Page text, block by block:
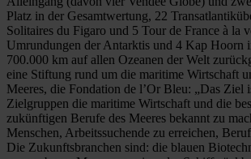
Platz in der Gesamtwertung, 22
Solitaires du Figaro und 5 Tour de France à la
Umrundungen der Antarktis und 4 Kap Hoorn
700.000 km auf allen Ozeanen der Welt
eine Stiftung rund um die maritime Wirtschaft
Meeres, die Fondation de l’Or Bleu: „Das Ziel
Zielgruppen die maritime Wirtschaft und die
zukünftigen Berufe des Meeres bekannt zu
Menschen, Arbeitssuchende zu erreichen,
Die Zukunftsbranchen sind: die blauen